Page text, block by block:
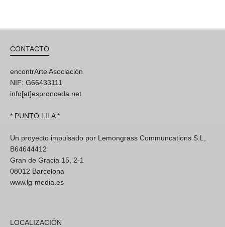
CONTACTO
encontrArte Asociación
NIF: G66433111
info[at]espronceda.net
* PUNTO LILA *
Un proyecto impulsado por Lemongrass Communcations S.L,
B64644412
Gran de Gracia 15, 2-1
08012 Barcelona
www.lg-media.es
LOCALIZACIÓN